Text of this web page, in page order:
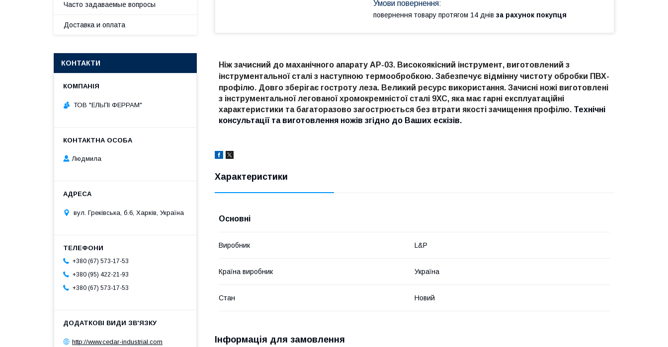
повернення товару протягом 14 днів за рахунок покупця
Ніж зачисний до маханічного апарату АР-03. Високоякісний інструмент, виготовлений з
інструментальної сталі з наступною термообробкою. Забезпечує відмінну чистоту обробки ПВХ-
профілю. Довго зберігає гостроту леза. Великий ресурс використання. Зачисні ножі виготовлені
з інструментальної легованої хромокремністої сталі 9ХС, яка має гарні експлуатаційні
характеристики та багаторазово загострюється без втрати якості зачищення профілю. Технічні
консультації та виготовлення ножів згідно до Ваших ескізів.
Характеристики
Основні
Виробник L&P
Країна виробник Україна
Стан Новий
Інформація для замовлення
Часто задаваемые вопросы
Доставка и оплата
КОНТАКТИ
ТОВ "ЕЛЬПІ ФЕРРАМ"
Людмила
вул. Греківська, б.6, Харків, Україна
+380 (67) 573-17-53
+380 (95) 422-21-93
+380 (67) 573-17-53
http://www.cedar-industrial.com